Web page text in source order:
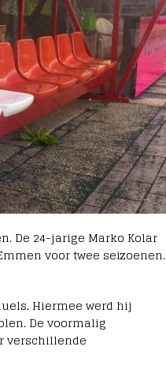
De 24-jarige Marko Kolar
voor twee seizoenen.
Hiermee werd hij
De voormalig
verschillende